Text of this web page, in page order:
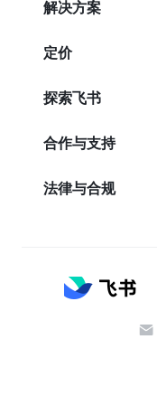
解决方案
定价
探索飞书
合作与支持
法律与合规